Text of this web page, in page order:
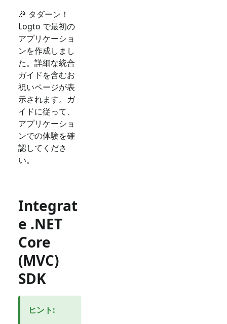
🎉 タダーン！
Logto で最初の
アプリケーショ
ンを作成しまし
た。詳細な統合
ガイドを含むお
祝いページが表
示されます。ガ
イドに従って、
アプリケーショ
ンでの体験を確
認してくださ
い。
Integrat
e .NET
Core
(MVC)
SDK
ヒント: